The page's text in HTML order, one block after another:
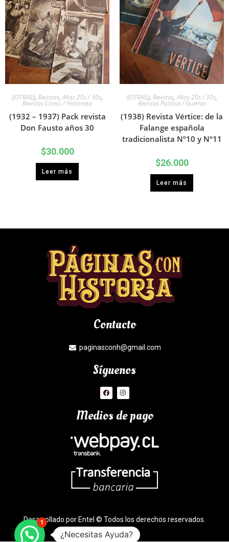
((OTRAS)), Revistas,Años 20s / 30s,
Revistas Comic / Historieta
(1932 – 1937) Pack revista
Don Fausto años 30
$30.000
Leer más
((OTRAS)), Revistas,Años 20s / 30s,
Revistas Política / Guerras
(1938) Revista Vértice: de la
Falange española
tradicionalista Nº10 y Nº11
$26.000
Leer más
Contacto
paginasconh@gmail.com
Síguenos
Medios de pago
Desarrollado por Entel © Todos los derechos reservados.
¿Necesitas Ayuda?
1